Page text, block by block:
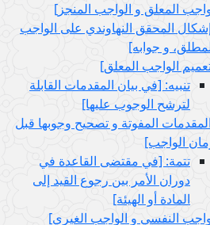
المحقق النهاوندي على الواجب
و جوابه‏]
الواجب المعلق‏]
تنبيه: [في بيان المقدمات القابلة
لترشح الوجوب عليها]
المفوتة و تصحيح وجوبها قبل
الواجب‏]
تتمة: [في مقتضى القاعدة في
دوران الأمر بين رجوع القيد إلى
المادة أو الهيئة]